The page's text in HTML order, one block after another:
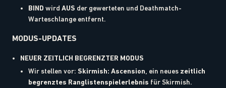
BIND wird AUS der gewerteten und Deathmatch-
Warteschlange entfernt.
MODUS-UPDATES
NEUER ZEITLICH BEGRENZTER MODUS
Wir stellen vor: Skirmish: Ascension , ein neues zeitlich
begrenztes Ranglistenspielerlebnis für Skirmish.